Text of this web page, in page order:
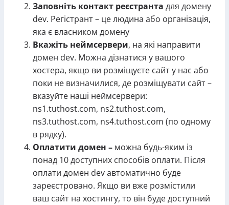
Заповніть контакт реєстранта для домену
dev. Регістрант – це людина або організація,
яка є власником домену
Вкажіть неймсервери, на які направити
домен dev. Можна дізнатися у вашого
хостера, якщо ви розміщуєте сайт у нас або
поки не визначилися, де розміщувати сайт –
вказуйте наші неймсервери:
ns1.tuthost.com, ns2.tuthost.com,
ns3.tuthost.com, ns4.tuthost.com (по одному
в рядку).
Оплатити домен – можна будь-яким із
понад 10 доступних способів оплати. Після
оплати домен dev автоматично буде
зареєстровано. Якщо ви вже розмістили
ваш сайт на хостингу, то він буде доступний